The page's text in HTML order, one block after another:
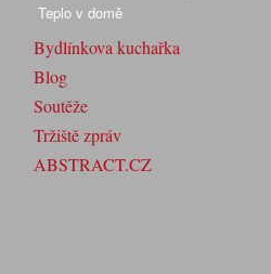
Teplo v domě
Bydlínkova kuchařka
Blog
Soutěže
Tržiště zpráv
ABSTRACT.CZ